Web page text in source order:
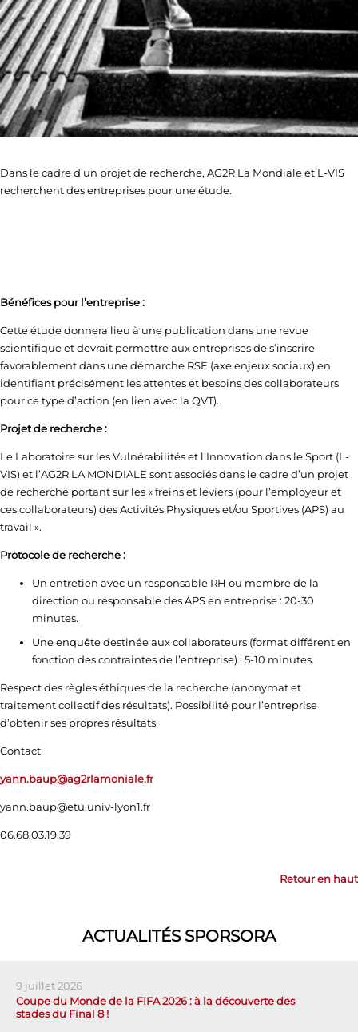
Dans le cadre d’un projet de recherche, AG2R La Mondiale et L-VIS
recherchent des entreprises pour une étude.
Bénéfices pour l’entreprise :
Cette étude donnera lieu à une publication dans une revue
scientifique et devrait permettre aux entreprises de s’inscrire
favorablement dans une démarche RSE (axe enjeux sociaux) en
identifiant précisément les attentes et besoins des collaborateurs
pour ce type d’action (en lien avec la QVT).
Projet de recherche :
Le Laboratoire sur les Vulnérabilités et l’Innovation dans le Sport (L-
VIS) et l’AG2R LA MONDIALE sont associés dans le cadre d’un projet
de recherche portant sur les « freins et leviers (pour l’employeur et
ces collaborateurs) des Activités Physiques et/ou Sportives (APS) au
travail ».
Protocole de recherche :
Un entretien avec un responsable RH ou membre de la
direction ou responsable des APS en entreprise : 20-30
minutes.
Une enquête destinée aux collaborateurs (format différent en
fonction des contraintes de l’entreprise) : 5-10 minutes.
Respect des règles éthiques de la recherche (anonymat et
traitement collectif des résultats). Possibilité pour l’entreprise
d’obtenir ses propres résultats.
Contact
yann.baup@ag2rlamoniale.fr
yann.baup@etu.univ-lyon1.fr
06.68.03.19.39
Retour en haut
ACTUALITÉS SPORSORA
9 juillet 2026
Coupe du Monde de la FIFA 2026 : à la découverte des
stades du Final 8 !